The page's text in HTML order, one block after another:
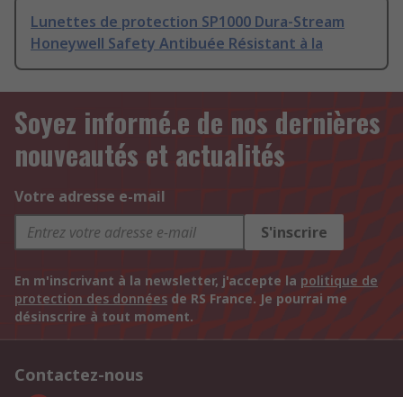
Lunettes de protection SP1000 Dura-Stream
Honeywell Safety Antibuée Résistant à la
Soyez informé.e de nos dernières
nouveautés et actualités
Votre adresse e-mail
S'inscrire
En m'inscrivant à la newsletter, j'accepte la politique de
protection des données de RS France. Je pourrai me
désinscrire à tout moment.
Contactez-nous